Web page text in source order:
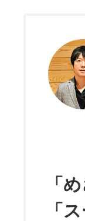
「
「